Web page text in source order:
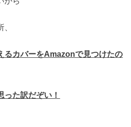
るカバーをAmazonで見つけたの
った訳だぞい！